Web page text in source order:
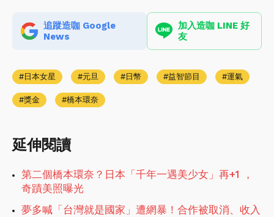
追蹤造咖 Google
News
加入造咖 LINE 好
友
日本女星 元旦 日幣 益智節目 運氣
獎金 橋本環奈
延伸閱讀
第二個橋本環奈？日本「千年一遇美少女」再+1 ，
奇蹟美照曝光
夢多喊「台灣就是國家」遭網暴！合作被取消、收入